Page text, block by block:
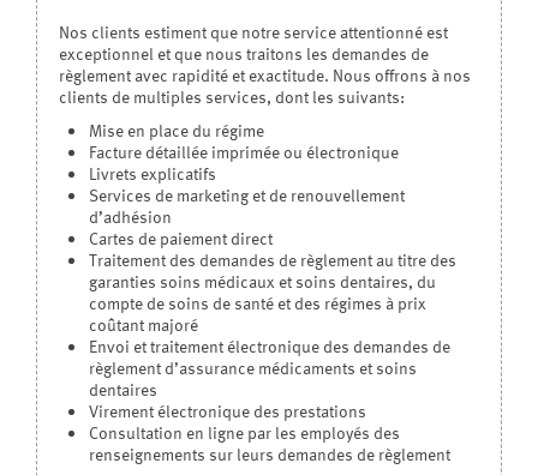
Nos clients estiment que notre service attentionné est
exceptionnel et que nous traitons les demandes de
règlement avec rapidité et exactitude. Nous offrons à nos
clients de multiples services, dont les suivants:
Mise en place du régime
Facture détaillée imprimée ou électronique
Livrets explicatifs
Services de marketing et de renouvellement
d’adhésion
Cartes de paiement direct
Traitement des demandes de règlement au titre des
garanties soins médicaux et soins dentaires, du
compte de soins de santé et des régimes à prix
coûtant majoré
Envoi et traitement électronique des demandes de
règlement d’assurance médicaments et soins
dentaires
Virement électronique des prestations
Consultation en ligne par les employés des
renseignements sur leurs demandes de règlement